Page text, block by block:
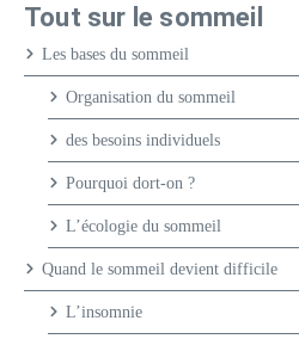
Tout sur le sommeil
Les bases du sommeil
Organisation du sommeil
des besoins individuels
Pourquoi dort-on ?
L’écologie du sommeil
Quand le sommeil devient difficile
L’insomnie